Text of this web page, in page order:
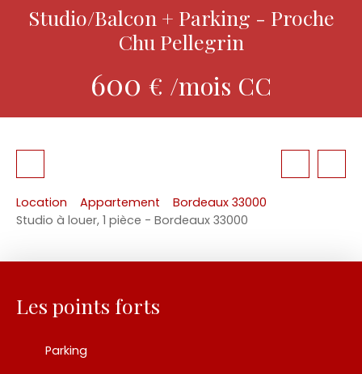
Studio/Balcon + Parking - Proche
Chu Pellegrin
600 € /mois CC
Location Appartement
Bordeaux 33000
Studio à louer, 1 pièce - Bordeaux 33000
Les points forts
Parking